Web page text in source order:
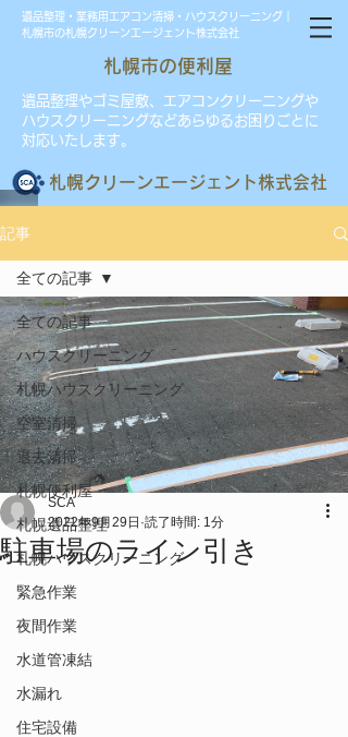
遺品整理・業務用エアコン清掃・ハウスクリーニング｜
札幌市の札幌クリーンエージェント株式会社
札幌市の便利屋
遺品整理やゴミ屋敷、エアコンクリーニングや
ハウスクリーニングなどあらゆるお困りごとに
対応いたします。
​札幌クリーンエージェント株式会社
記事
全ての記事
ハウスクリーニング
札幌ハウスクリーニング
空室清掃
退去清掃
札幌便利屋
札幌遺品整理
札幌ハウスクリーニング
緊急作業
夜間作業
水道管凍結
水漏れ
住宅設備
全ての記事
駐車場のライン引き
SCA
2022年9月29日 読了時間: 1分